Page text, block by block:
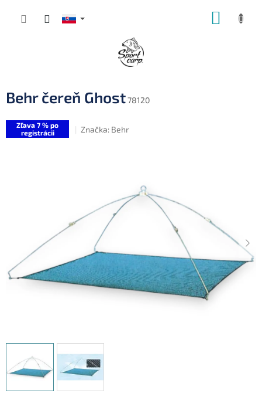
Behr čereň Ghost78120
Zľava 7 % po
registrácii
Značka: Behr